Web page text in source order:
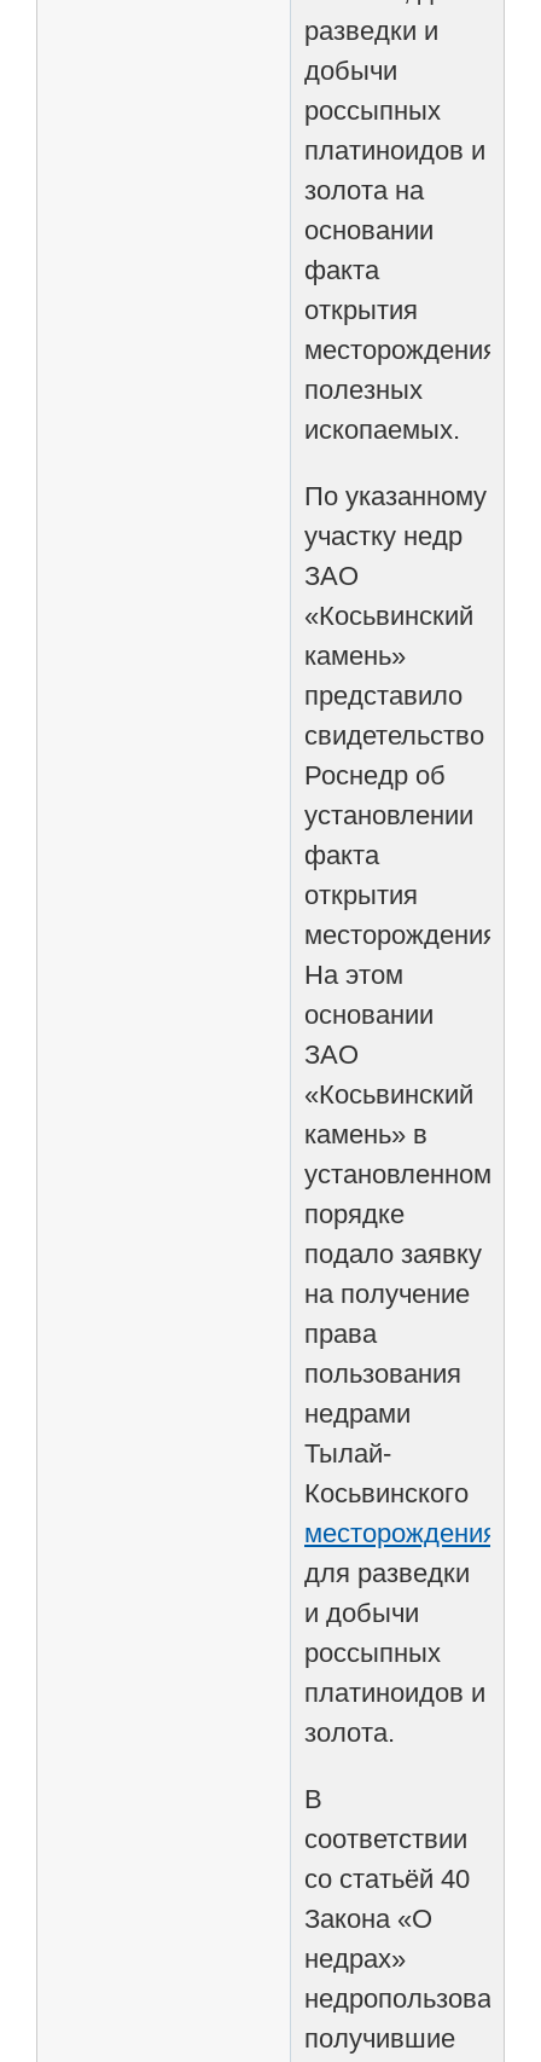
разведки и
добычи
россыпных
платиноидов и
золота на
основании
факта
открытия
месторождения
полезных
ископаемых.
По указанному
участку недр
ЗАО
«Косьвинский
камень»
представило
свидетельство
Роснедр об
установлении
факта
открытия
месторождения.
На этом
основании
ЗАО
«Косьвинский
камень» в
установленном
порядке
подало заявку
на получение
права
пользования
недрами
Тылай-
Косьвинского
месторождения
для разведки
и добычи
россыпных
платиноидов и
золота.
В
соответствии
со статьёй 40
Закона «О
недрах»
получившие